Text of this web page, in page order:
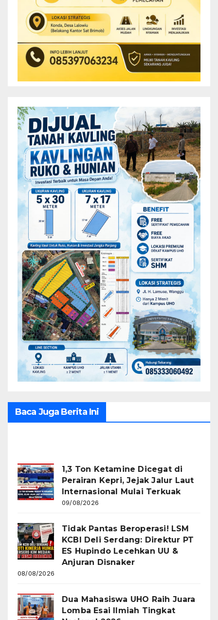
Baca Juga Berita Ini
1,3 Ton Ketamine Dicegat di
Perairan Kepri, Jejak Jalur Laut
Internasional Mulai Terkuak
09/08/2026
Tidak Pantas Beroperasi! LSM
KCBI Deli Serdang: Direktur PT
ES Hupindo Lecehkan UU &
Anjuran Disnaker
08/08/2026
Dua Mahasiswa UHO Raih Juara
Lomba Esai Ilmiah Tingkat